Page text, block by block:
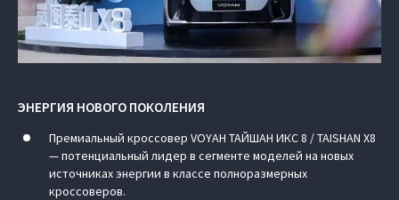
ЭНЕРГИЯ НОВОГО ПОКОЛЕНИЯ
Премиальный кроссовер VOYAH ТАЙШАН ИКС 8 / TAISHAN X8
— потенциальный лидер в сегменте моделей на новых
источниках энергии в классе полноразмерных
кроссоверов.